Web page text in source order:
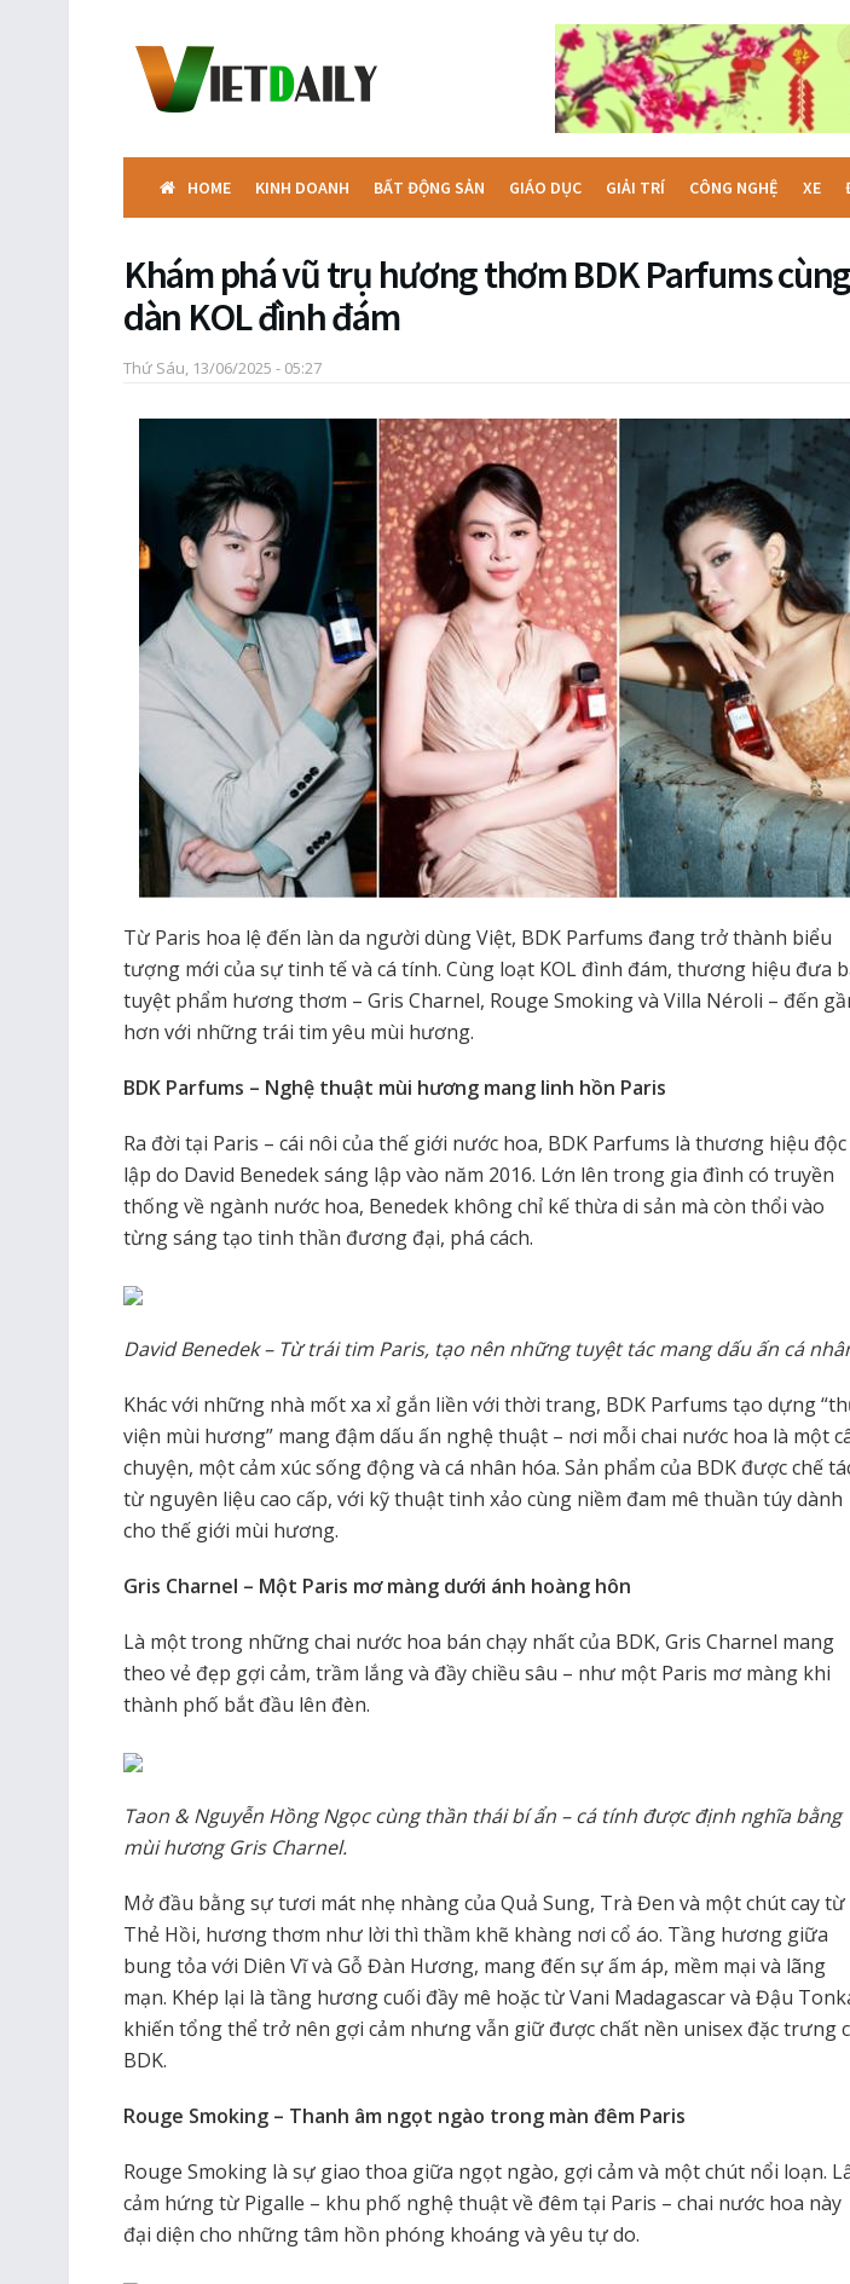
HOME KINH DOANH BẤT ĐỘNG SẢN GIÁO DỤC GIẢI TRÍ CÔNG NGHỆ XE
Khám phá vũ trụ hương thơm BDK Parfums cùng
dàn KOL đình đám
Thứ Sáu, 13/06/2025 - 05:27
Từ Paris hoa lệ đến làn da người dùng Việt, BDK Parfums đang trở thành biểu
tượng mới của sự tinh tế và cá tính. Cùng loạt KOL đình đám, thương hiệu đưa
tuyệt phẩm hương thơm – Gris Charnel, Rouge Smoking và Villa Néroli – đến
hơn với những trái tim yêu mùi hương.
BDK Parfums – Nghệ thuật mùi hương mang linh hồn Paris
Ra đời tại Paris – cái nôi của thế giới nước hoa, BDK Parfums là thương hiệu độc
lập do David Benedek sáng lập vào năm 2016. Lớn lên trong gia đình có truyền
thống về ngành nước hoa, Benedek không chỉ kế thừa di sản mà còn thổi vào
từng sáng tạo tinh thần đương đại, phá cách.
David Benedek – Từ trái tim Paris, tạo nên những tuyệt tác mang dấu ấn cá
Khác với những nhà mốt xa xỉ gắn liền với thời trang, BDK Parfums tạo dựng
viện mùi hương” mang đậm dấu ấn nghệ thuật – nơi mỗi chai nước hoa là một
chuyện, một cảm xúc sống động và cá nhân hóa. Sản phẩm của BDK được chế
từ nguyên liệu cao cấp, với kỹ thuật tinh xảo cùng niềm đam mê thuần túy dành
cho thế giới mùi hương.
Gris Charnel – Một Paris mơ màng dưới ánh hoàng hôn
Là một trong những chai nước hoa bán chạy nhất của BDK, Gris Charnel mang
theo vẻ đẹp gợi cảm, trầm lắng và đầy chiều sâu – như một Paris mơ màng khi
thành phố bắt đầu lên đèn.
Taon & Nguyễn Hồng Ngọc cùng thần thái bí ẩn – cá tính được định nghĩa bằng
mùi hương Gris Charnel.
Mở đầu bằng sự tươi mát nhẹ nhàng của Quả Sung, Trà Đen và một chút cay từ
Thẻ Hồi, hương thơm như lời thì thầm khẽ khàng nơi cổ áo. Tầng hương giữa
bung tỏa với Diên Vĩ và Gỗ Đàn Hương, mang đến sự ấm áp, mềm mại và lãng
mạn. Khép lại là tầng hương cuối đầy mê hoặc từ Vani Madagascar và Đậu
khiến tổng thể trở nên gợi cảm nhưng vẫn giữ được chất nền unisex đặc trưng
BDK.
Rouge Smoking – Thanh âm ngọt ngào trong màn đêm Paris
Rouge Smoking là sự giao thoa giữa ngọt ngào, gợi cảm và một chút nổi loạn.
cảm hứng từ Pigalle – khu phố nghệ thuật về đêm tại Paris – chai nước hoa này
đại diện cho những tâm hồn phóng khoáng và yêu tự do.